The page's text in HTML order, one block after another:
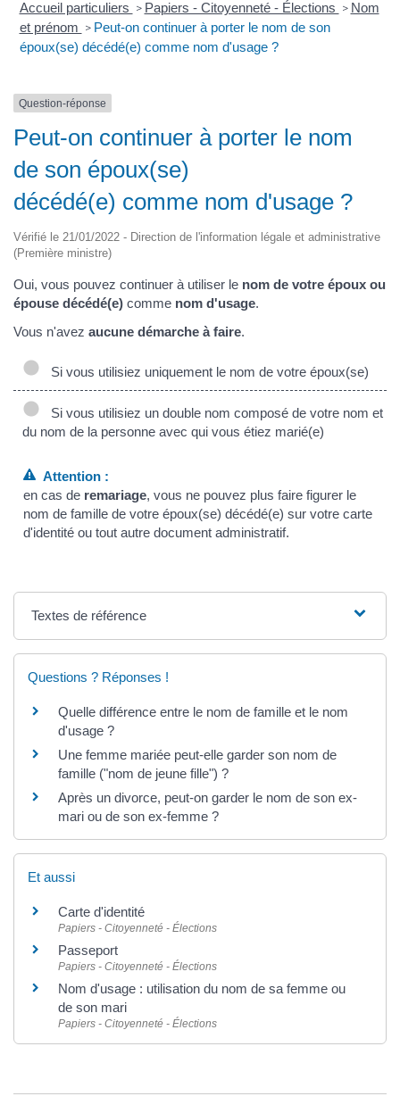
Accueil particuliers > Papiers - Citoyenneté - Élections > Nom
et prénom > Peut-on continuer à porter le nom de son
époux(se) décédé(e) comme nom d'usage ?
Question-réponse
Peut-on continuer à porter le nom
de son époux(se)
décédé(e) comme nom d'usage ?
Vérifié le 21/01/2022 - Direction de l'information légale et administrative
(Première ministre)
Oui, vous pouvez continuer à utiliser le nom de votre époux ou
épouse décédé(e) comme nom d'usage.
Vous n'avez aucune démarche à faire.
Si vous utilisiez uniquement le nom de votre époux(se)
Si vous utilisiez un double nom composé de votre nom et
du nom de la personne avec qui vous étiez marié(e)
Attention :
en cas de remariage, vous ne pouvez plus faire figurer le
nom de famille de votre époux(se) décédé(e) sur votre carte
d'identité ou tout autre document administratif.
Textes de référence
Questions ? Réponses !
Quelle différence entre le nom de famille et le nom
d'usage ?
Une femme mariée peut-elle garder son nom de
famille ("nom de jeune fille") ?
Après un divorce, peut-on garder le nom de son ex-
mari ou de son ex-femme ?
Et aussi
Carte d'identité
Papiers - Citoyenneté - Élections
Passeport
Papiers - Citoyenneté - Élections
Nom d'usage : utilisation du nom de sa femme ou
de son mari
Papiers - Citoyenneté - Élections